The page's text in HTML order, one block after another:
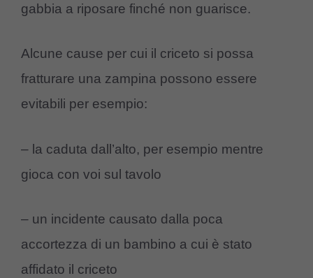
gabbia a riposare finché non guarisce.
Alcune cause per cui il criceto si possa
fratturare una zampina possono essere
evitabili per esempio:
– la caduta dall’alto, per esempio mentre
gioca con voi sul tavolo
– un incidente causato dalla poca
accortezza di un bambino a cui è stato
affidato il criceto